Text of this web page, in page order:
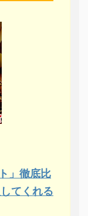
」徹底比
てくれる